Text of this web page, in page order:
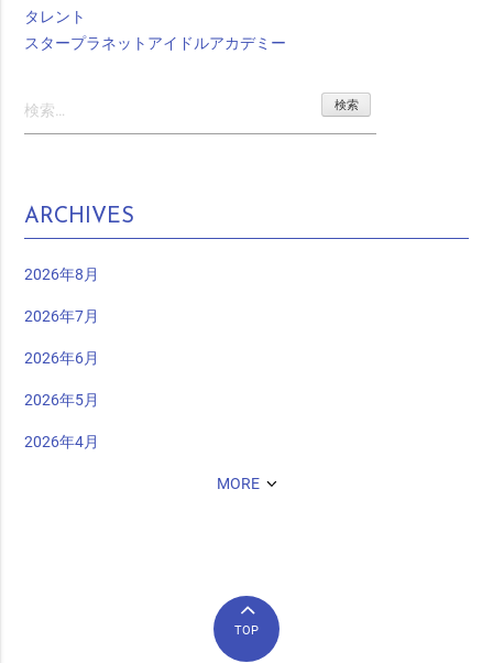
タレント
スタープラネットアイドルアカデミー
索:
ARCHIVES
2026年8月
2026年7月
2026年6月
2026年5月
2026年4月
MORE
TOP